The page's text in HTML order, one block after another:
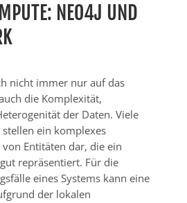
NEO4J UND
nicht immer nur auf das
die Komplexität,
der Daten. Viele
ein komplexes
Entitäten dar, die ein
repräsentiert. Für die
eines Systems kann eine
der lokalen